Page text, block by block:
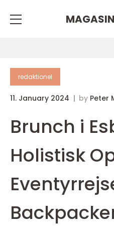
redaktionel
11. January 2024 by Peter
Brunch i
Holistisk